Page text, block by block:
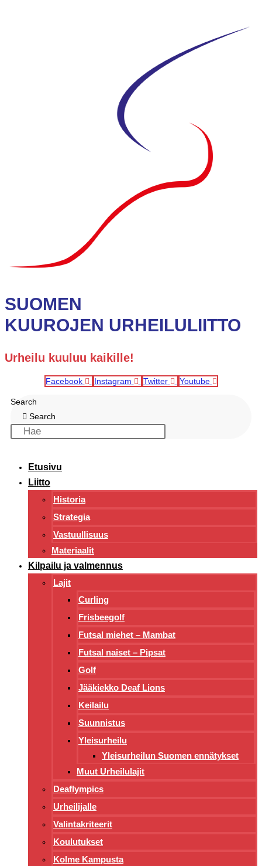
SUOMEN
KUUROJEN URHEILULIITTO
Urheilu kuuluu kaikille!
Facebook Instagram Twitter Youtube
Search
Search
Etusivu
Liitto
Historia
Strategia
Vastuullisuus
Materiaalit
Kilpailu ja valmennus
Lajit
Curling
Frisbeegolf
Futsal miehet – Mambat
Futsal naiset – Pipsat
Golf
Jääkiekko Deaf Lions
Keilailu
Suunnistus
Yleisurheilu
Yleisurheilun Suomen ennätykset
Muut Urheilulajit
Deaflympics
Urheilijalle
Valintakriteerit
Koulutukset
Kolme Kampusta